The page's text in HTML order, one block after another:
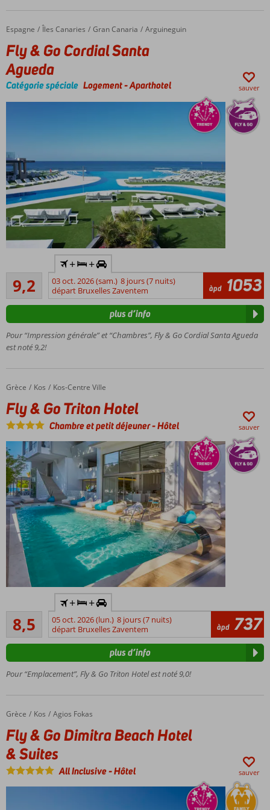
uniquement
Bel hôtel
moderne
Belle
piscine
Proche
de la
plage
Accueil
Espagne Îles Canaries Gran Canaria Arguineguin
Fly & Go Cordial Santa Agueda
Fly & Go Cordial Santa
Agueda
Catégorie spéciale Logement-Aparthotel sauver
la
voiture
de
spacieux
déjeuner
possible
Plage
d'El
Pajar à
environ
300
mètres
Près de
Maspalomas
Restaurants
et bars à
environ 50
mètres
9,2Excellente
6
commentaires
+ +
03 oct. 2026 (sam.) 8 jours (7 nuits)
départ Bruxelles Zaventem
àpd 1053
Pour “Impression générale” et “Chambres”, Fly & Go Cordial Santa Agueda
est noté 9,2!
plus d’info
Accueil
Grèce Kos Kos-Centre Ville
Fly & Go Triton Hotel
Fly & Go Triton Hotel
Chambre et petit déjeuner-Hôtel sauver
la
voiture
de
Dans la
ville de
Kos et à
de la
plage
Un
restaurant
à la carte
8,5
Recommandé
90
commentaires
+ +
05 oct. 2026 (lun.) 8 jours (7 nuits)
départ Bruxelles Zaventem
àpd 737
Pour “Emplacement”, Fly & Go Triton Hotel est noté 9,0!
plus d’info
Accueil
Grèce Kos Agios Fokas
Fly & Go Dimitra Beach Hotel & Suites
Fly & Go Dimitra Beach Hotel
& Suites
All Inclusive-Hôtel sauver